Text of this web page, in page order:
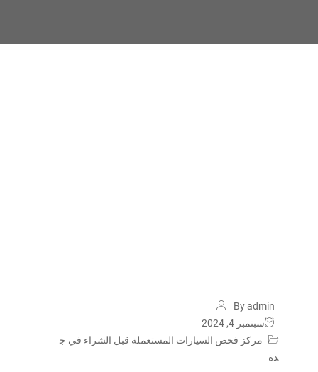
By admin
سبتمبر 4, 2024
مركز فحص السيارات المستعملة قبل الشراء في ج
دة